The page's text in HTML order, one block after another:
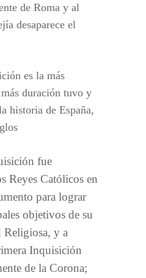
de Roma y al
desaparece el
es la más
duración tuvo y
historia de España,
fue
Reyes Católicos en
para lograr
objetivos de su
y a
Inquisición
de la Corona;